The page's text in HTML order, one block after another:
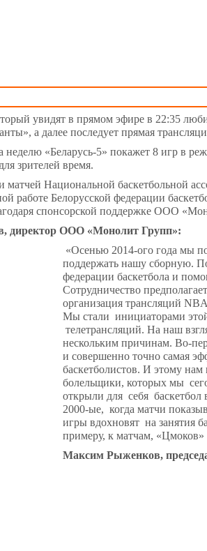
увидят в прямом эфире в 22:35
а далее последует прямая
неделю «Беларусь-5» покажет 8 игр в
зрителей время.
Национальной баскетбольной
работе Белорусской федерации
спонсорской поддержке ООО
директор ООО «Монолит Групп»:
«Осенью 2014-ого года мы
поддержать нашу сборную.
федерации баскетбола и
Сотрудничество
организация трансляций
Мы стали инициаторами
телетрансляций. На наш
нескольким причинам. Во-
и совершенно точно самая
баскетболистов. И этому
болельщики, которых мы
открыли для себя
2000-ые, когда матчи
игры вдохновят на занятия
примеру, к матчам,
Максим Рыженков,